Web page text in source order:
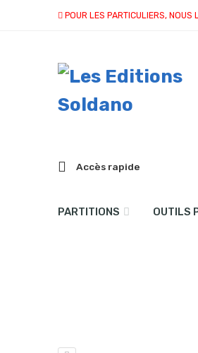
POUR LES PARTICULIERS, NOUS
Accès rapide
PARTITIONS OUTILS